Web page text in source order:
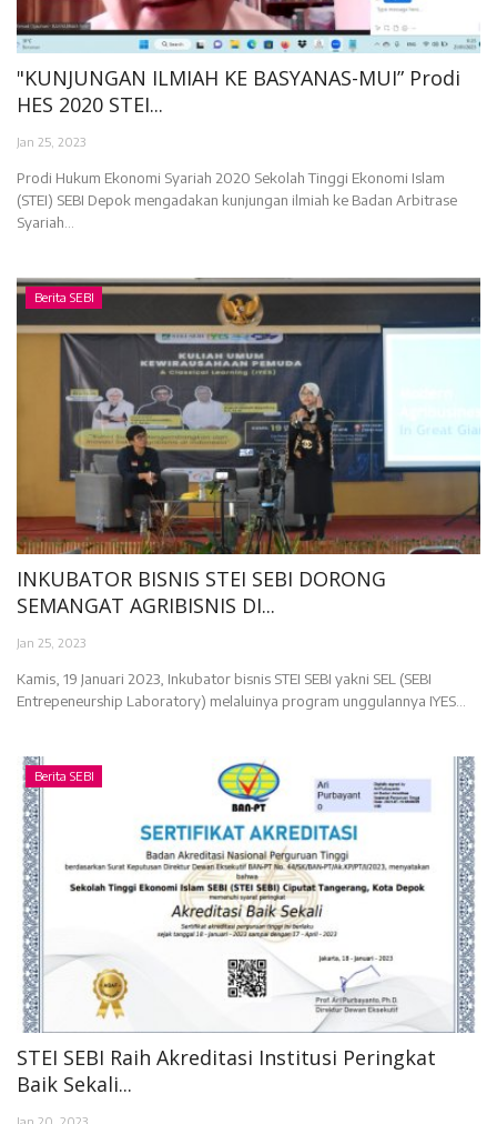
"KUNJUNGAN ILMIAH KE BASYANAS-MUI” Prodi
HES 2020 STEI...
Jan 25, 2023
Prodi Hukum Ekonomi Syariah 2020 Sekolah Tinggi Ekonomi Islam
(STEI) SEBI Depok mengadakan kunjungan ilmiah ke Badan Arbitrase
Syariah...
Berita SEBI
INKUBATOR BISNIS STEI SEBI DORONG
SEMANGAT AGRIBISNIS DI...
Jan 25, 2023
Kamis, 19 Januari 2023, Inkubator bisnis STEI SEBI yakni SEL (SEBI
Entrepeneurship Laboratory) melaluinya program unggulannya IYES...
Berita SEBI
STEI SEBI Raih Akreditasi Institusi Peringkat
Baik Sekali...
Jan 20, 2023